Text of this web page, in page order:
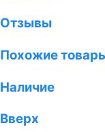
Отзывы
Похожие
Наличие
Вверх